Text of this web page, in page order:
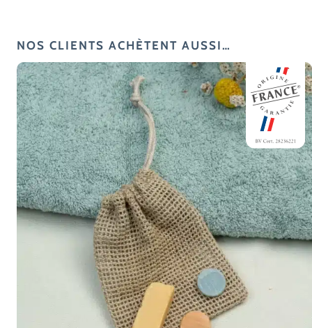
NOS CLIENTS ACHÈTENT AUSSI…